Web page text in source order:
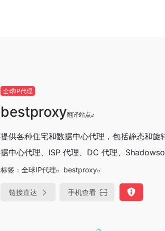
全球IP代理
bestproxy翻译站点
提供各种住宅和数据中心代理，包括静态和
据中心代理、ISP 代理、DC 代理、
标签： 全球IP代理 bestproxy
链接直达 手机查看